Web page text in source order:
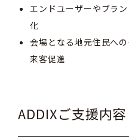
エンドユーザーやブラ
化
会場となる地元住民へ
来客促進
ADDIXご支援内容